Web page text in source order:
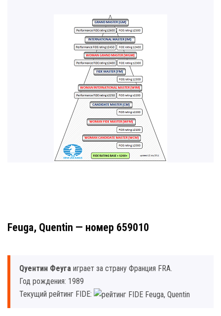
Feuga, Quentin — номер 659010
Qуентин Феуга играет за страну Франция FRA.
Год рождения: 1989
Текущий рейтинг FIDE: